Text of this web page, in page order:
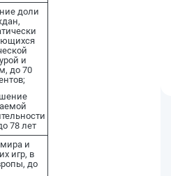
доли
и
до 70
78 лет
и
игр, в
до